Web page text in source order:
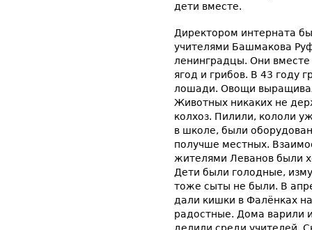
дети вместе.
Директором интерната
учителями Башмакова
ленинградцы. Они вместе
ягод и грибов. В 43 году
лошади. Овощи
Животных никаких не
колхоз. Пилили, кололи
в школе, были
получше местных.
жителями Леванов были
Дети были голодные,
тоже сыты не были. В
дали кишки в Фалёнках
радостные. Дома варили